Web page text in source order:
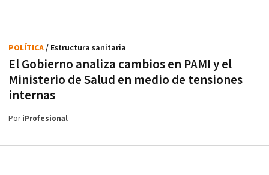
El Gobierno analiza cambios en PAMI y el
Ministerio de Salud en medio de tensiones
internas
POLÍTICA/ Estructura sanitaria
PoriProfesional